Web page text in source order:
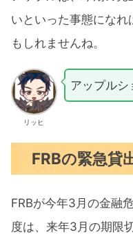
いといった事態にな
もしれませんね。
リッヒ
アップルシ
FRBの緊急貸
FRBが今年3月の金融
度は、来年3月の期限